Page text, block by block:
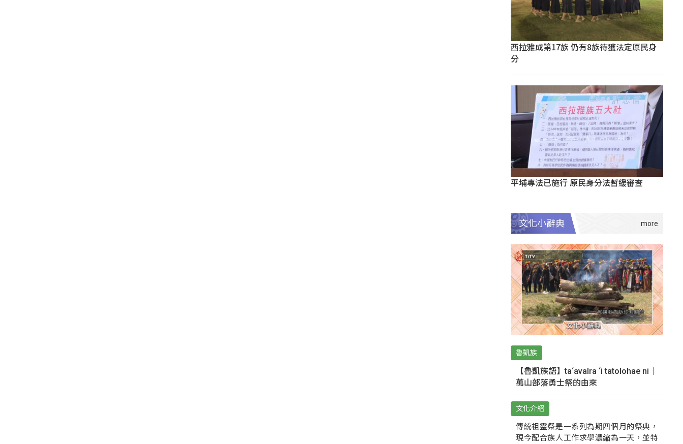
西拉雅成第17族 仍有8族待獲法定原民身
分
平埔專法已施行 原民身分法暫緩審查
文化小辭典
魯凱族
【魯凱族語】ta‘avalra ‘i tatolohae ni｜
萬山部落勇士祭的由來
文化介紹
傳統祖靈祭是一系列為期四個月的祭典，
現今配合族人工作求學濃縮為一天，並特